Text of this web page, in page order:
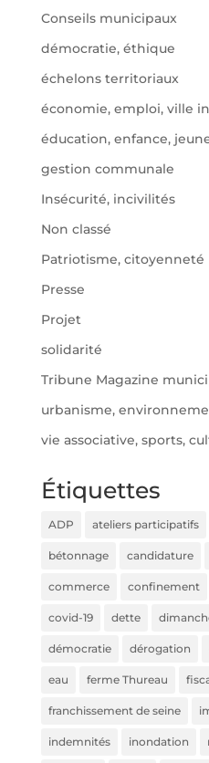
Conseils municipaux
démocratie, éthique
échelons territoriaux
économie, emploi, ville
éducation, enfance,
gestion communale
Insécurité, incivilités
Non classé
Patriotisme, citoyenneté
Presse
Projet
solidarité
Tribune Magazine
urbanisme,
vie associative, sports,
Étiquettes
ADP ateliers participatifs
bétonnage candidature
commerce confinement
covid-19 dette
démocratie dérogation
eau ferme Thureau
franchissement de seine
indemnités inondation